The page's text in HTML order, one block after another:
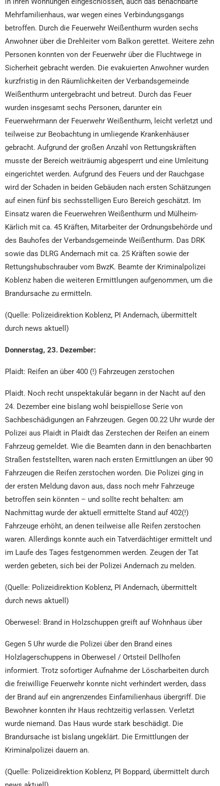
Mehrfamilienhaus, war wegen eines Verbindungsgangs
betroffen. Durch die Feuerwehr Weißenthurm wurden sechs
Anwohner über die Drehleiter vom Balkon gerettet. Weitere zehn
Personen konnten von der Feuerwehr über die Fluchtwege in
Sicherheit gebracht werden. Die evakuierten Anwohner wurden
kurzfristig in den Räumlichkeiten der Verbandsgemeinde
Weißenthurm untergebracht und betreut. Durch das Feuer
wurden insgesamt sechs Personen, darunter ein
Feuerwehrmann der Feuerwehr Weißenthurm, leicht verletzt und
teilweise zur Beobachtung in umliegende Krankenhäuser
gebracht. Aufgrund der großen Anzahl von Rettungskräften
musste der Bereich weiträumig abgesperrt und eine Umleitung
eingerichtet werden. Aufgrund des Feuers und der Rauchgase
wird der Schaden in beiden Gebäuden nach ersten Schätzungen
auf einen fünf bis sechsstelligen Euro Bereich geschätzt. Im
Einsatz waren die Feuerwehren Weißenthurm und Mülheim-
Kärlich mit ca. 45 Kräften, Mitarbeiter der Ordnungsbehörde und
des Bauhofes der Verbandsgemeinde Weißenthurm. Das DRK
sowie das DLRG Andernach mit ca. 25 Kräften sowie der
Rettungshubschrauber vom BwzK. Beamte der Kriminalpolizei
Koblenz haben die weiteren Ermittlungen aufgenommen, um die
Brandursache zu ermitteln.
(Quelle: Polizeidirektion Koblenz, PI Andernach, übermittelt
durch news aktuell)
Donnerstag, 23. Dezember:
Plaidt: Reifen an über 400 (!) Fahrzeugen zerstochen
Plaidt. Noch recht unspektakulär begann in der Nacht auf den
24. Dezember eine bislang wohl beispiellose Serie von
Sachbeschädigungen an Fahrzeugen. Gegen 00.22 Uhr wurde der
Polizei aus Plaidt in Plaidt das Zerstechen der Reifen an einem
Fahrzeug gemeldet. Wie die Beamten dann in den benachbarten
Straßen feststellten, waren nach ersten Ermittlungen an über 90
Fahrzeugen die Reifen zerstochen worden. Die Polizei ging in
der ersten Meldung davon aus, dass noch mehr Fahrzeuge
betroffen sein könnten – und sollte recht behalten: am
Nachmittag wurde der aktuell ermittelte Stand auf 402(!)
Fahrzeuge erhöht, an denen teilweise alle Reifen zerstochen
waren. Allerdings konnte auch ein Tatverdächtiger ermittelt und
im Laufe des Tages festgenommen werden. Zeugen der Tat
werden gebeten, sich bei der Polizei Andernach zu melden.
(Quelle: Polizeidirektion Koblenz, PI Andernach, übermittelt
durch news aktuell)
Oberwesel: Brand in Holzschuppen greift auf Wohnhaus über
Gegen 5 Uhr wurde die Polizei über den Brand eines
Holzlagerschuppens in Oberwesel / Ortsteil Dellhofen
informiert. Trotz sofortiger Aufnahme der Löscharbeiten durch
die freiwillige Feuerwehr konnte nicht verhindert werden, dass
der Brand auf ein angrenzendes Einfamilienhaus übergriff. Die
Bewohner konnten ihr Haus rechtzeitig verlassen. Verletzt
wurde niemand. Das Haus wurde stark beschädigt. Die
Brandursache ist bislang ungeklärt. Die Ermittlungen der
Kriminalpolizei dauern an.
(Quelle: Polizeidirektion Koblenz, PI Boppard, übermittelt durch